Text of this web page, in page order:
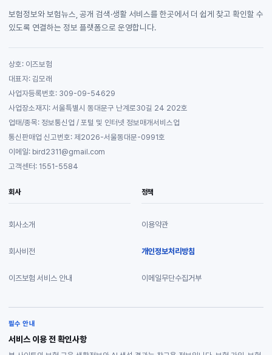
보험정보와 보험뉴스, 공개 검색·생활 서비스를 한곳에서 더 쉽게 찾고 확인할 수
있도록 연결하는 정보 플랫폼으로 운영합니다.
상호: 이즈보험
대표자: 김모래
사업자등록번호: 309-09-54629
사업장소재지: 서울특별시 동대문구 난계로30길 24 202호
업태/종목: 정보통신업 / 포털 및 인터넷 정보매개서비스업
통신판매업 신고번호: 제2026-서울동대문-0991호
이메일: bird2311@gmail.com
고객센터: 1551-5584
회사
회사소개
회사비전
이즈보험 서비스 안내
정책
이용약관
개인정보처리방침
이메일무단수집거부
필수 안내
서비스 이용 전 확인사항